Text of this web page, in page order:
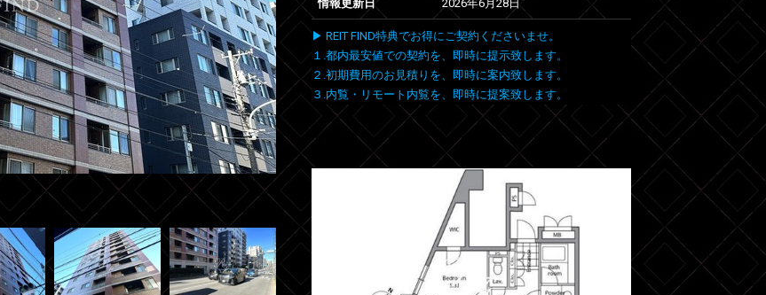
情報更新日 2026年6月28日
▶ REIT FIND特典でお得にご契約くださいませ。
１.都内最安値での契約を、即時に提示致します。
２.初期費用のお見積りを、即時に案内致します。
３.内覧・リモート内覧を、即時に提案致します。